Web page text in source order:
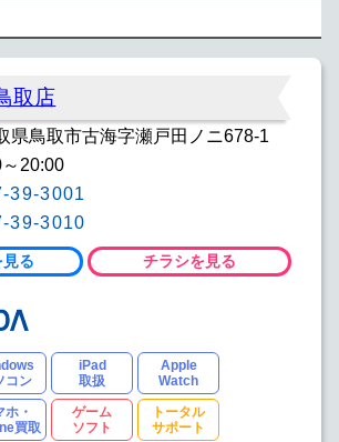
ドラッグ 書籍
ゲームソフト
ゴルフ
自転車 SE配送
キッズコーナー 授乳室・搾乳室
ANAマイルプラス 法人窓口
取店
県鳥取市古海字瀬戸田ノニ678-1
20:00
39-3001
39-3010
る チラシを見る
コン
iPad
取扱
Apple
Watch
ホ・
買取
ゲーム
ソフト
トータル
サポート